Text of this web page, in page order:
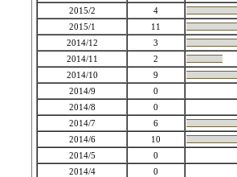
2015/2
4
2015/1
11
2014/12
3
2014/11
2
2014/10
9
2014/9
0
2014/8
0
2014/7
6
2014/6
10
2014/5
0
2014/4
0